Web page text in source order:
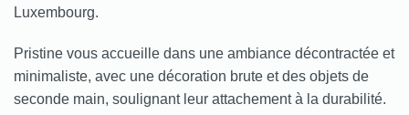
Luxembourg.
Pristine vous accueille dans une ambiance décontractée et
minimaliste, avec une décoration brute et des objets de
seconde main, soulignant leur attachement à la durabilité.